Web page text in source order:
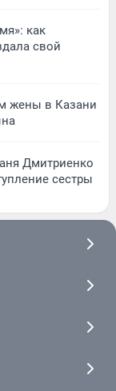
как
свой
жены в Казани
Дмитриенко
сестры